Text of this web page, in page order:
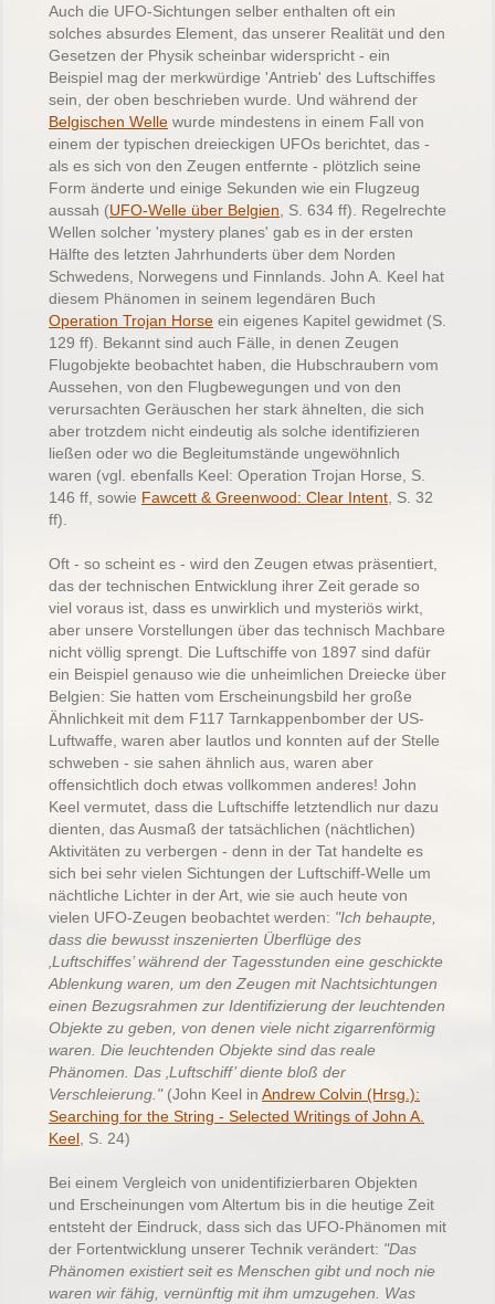
Auch die UFO-Sichtungen selber enthalten oft ein
solches absurdes Element, das unserer Realität und den
Gesetzen der Physik scheinbar widerspricht - ein
Beispiel mag der merkwürdige 'Antrieb' des Luftschiffes
sein, der oben beschrieben wurde. Und während der
Belgischen Welle wurde mindestens in einem Fall von
einem der typischen dreieckigen UFOs berichtet, das -
als es sich von den Zeugen entfernte - plötzlich seine
Form änderte und einige Sekunden wie ein Flugzeug
aussah (UFO-Welle über Belgien , S. 634 ff). Regelrechte
Wellen solcher 'mystery planes' gab es in der ersten
Hälfte des letzten Jahrhunderts über dem Norden
Schwedens, Norwegens und Finnlands. John A. Keel hat
diesem Phänomen in seinem legendären Buch
Operation Trojan Horse ein eigenes Kapitel gewidmet (S.
129 ff). Bekannt sind auch Fälle, in denen Zeugen
Flugobjekte beobachtet haben, die Hubschraubern vom
Aussehen, von den Flugbewegungen und von den
verursachten Geräuschen her stark ähnelten, die sich
aber trotzdem nicht eindeutig als solche identifizieren
ließen oder wo die Begleitumstände ungewöhnlich
waren (vgl. ebenfalls Keel: Operation Trojan Horse, S.
146 ff, sowie Fawcett & Greenwood: Clear Intent , S. 32
ff).
Oft - so scheint es - wird den Zeugen etwas präsentiert,
das der technischen Entwicklung ihrer Zeit gerade so
viel voraus ist, dass es unwirklich und mysteriös wirkt,
aber unsere Vorstellungen über das technisch Machbare
nicht völlig sprengt. Die Luftschiffe von 1897 sind dafür
ein Beispiel genauso wie die unheimlichen Dreiecke über
Belgien: Sie hatten vom Erscheinungsbild her große
Ähnlichkeit mit dem F117 Tarnkappenbomber der US-
Luftwaffe, waren aber lautlos und konnten auf der Stelle
schweben - sie sahen ähnlich aus, waren aber
offensichtlich doch etwas vollkommen anderes! John
Keel vermutet, dass die Luftschiffe letztendlich nur dazu
dienten, das Ausmaß der tatsächlichen (nächtlichen)
Aktivitäten zu verbergen - denn in der Tat handelte es
sich bei sehr vielen Sichtungen der Luftschiff-Welle um
nächtliche Lichter in der Art, wie sie auch heute von
vielen UFO-Zeugen beobachtet werden: "Ich behaupte,
dass die bewusst inszenierten Überflüge des
‚Luftschiffes’ während der Tagesstunden eine geschickte
Ablenkung waren, um den Zeugen mit Nachtsichtungen
einen Bezugsrahmen zur Identifizierung der leuchtenden
Objekte zu geben, von denen viele nicht zigarrenförmig
waren. Die leuchtenden Objekte sind das reale
Phänomen. Das ‚Luftschiff’ diente bloß der
Verschleierung."(John Keel in Andrew Colvin (Hrsg.):
Searching for the String - Selected Writings of John A.
Keel , S. 24)
Bei einem Vergleich von unidentifizierbaren Objekten
und Erscheinungen vom Altertum bis in die heutige Zeit
entsteht der Eindruck, dass sich das UFO-Phänomen mit
der Fortentwicklung unserer Technik verändert: "Das
Phänomen existiert seit es Menschen gibt und noch nie
waren wir fähig, vernünftig mit ihm umzugehen. Was